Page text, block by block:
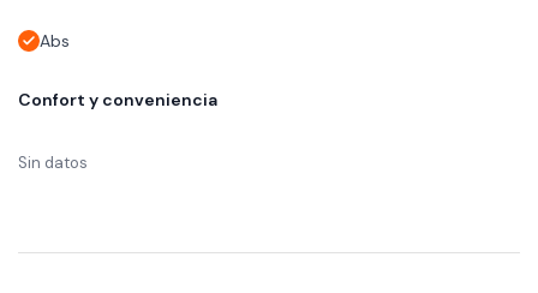
Abs
Confort y conveniencia
Sin datos